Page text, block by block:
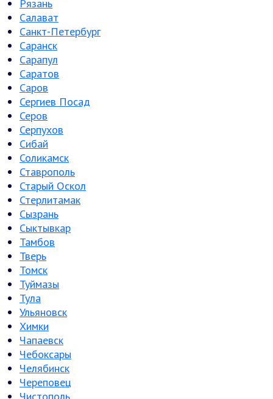
Рязань
Салават
Санкт-Петербург
Саранск
Сарапул
Саратов
Саров
Сергиев Посад
Серов
Серпухов
Сибай
Соликамск
Ставрополь
Старый Оскол
Стерлитамак
Сызрань
Сыктывкар
Тамбов
Тверь
Томск
Туймазы
Тула
Ульяновск
Химки
Чапаевск
Чебоксары
Челябинск
Череповец